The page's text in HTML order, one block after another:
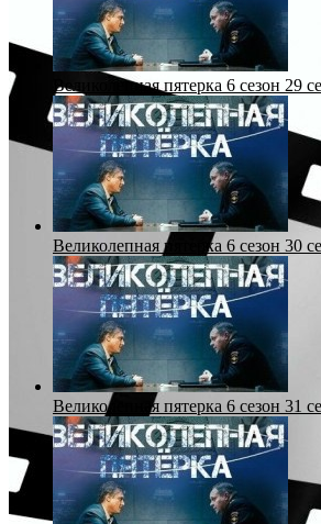
Великолепная пятерка 6 сезон 29
Великолепная пятерка 6 сезон 30
Великолепная пятерка 6 сезон 31